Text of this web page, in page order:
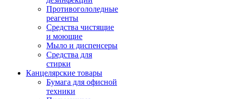
Противогололедные
реагенты
Средства чистящие
и моющие
Мыло и диспенсеры
Средства для
стирки
Канцелярские товары
Бумага для офисной
техники